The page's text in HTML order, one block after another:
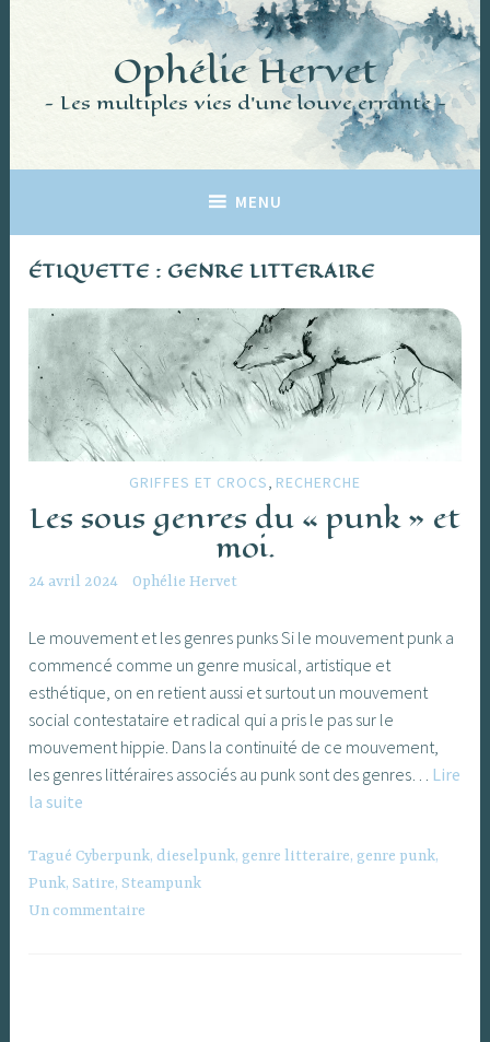
principal
Ophélie Hervet
Les multiples vies d'une louve errante
MENU
ÉTIQUETTE : GENRE LITTERAIRE
GRIFFES ET CROCS, RECHERCHE
Les sous genres du « punk » et
moi.
24 avril 2024 Ophélie Hervet
Le mouvement et les genres punks Si le mouvement punk a
commencé comme un genre musical, artistique et
esthétique, on en retient aussi et surtout un mouvement
social contestataire et radical qui a pris le pas sur le
mouvement hippie. Dans la continuité de ce mouvement,
les genres littéraires associés au punk sont des genres… Lire
la suite
genres
du
« punk »
Tagué Cyberpunk, dieselpunk, genre litteraire, genre punk,
Punk,Satire,Steampunk
Un commentaire